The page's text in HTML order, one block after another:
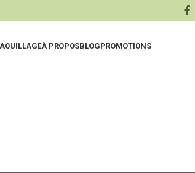
À PROPOSBLOGPROMOTIONS